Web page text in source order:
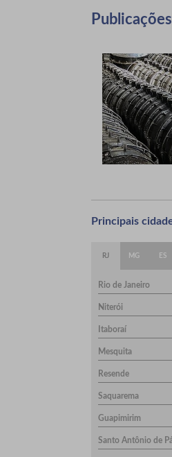
Principais
RJ MG ES
Rio de Janeiro
Niterói
Itaboraí
Mesquita
Resende
Saquarema
Guapimirim
Santo Antônio de